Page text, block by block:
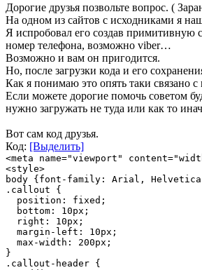
Дорогие друзья позвольте вопрос. (
На одном из сайтов с исходниками я
Я испробовал его создав примитивную
номер телефона, возможно viber…
Возможно и вам он пригодится.
Но, после загрузки кода и его
Как я понимаю это опять таки связано
Если можете дорогие помочь советом
нужно загружать не туда или как то
Вот сам код друзья.
Код: [Выделить]
<meta name="viewport"
<style>
body {font-family: Arial,
.callout {
position: fixed;
bottom: 10px;
right: 10px;
margin-left: 10px;
max-width: 200px;
}
.callout-header {